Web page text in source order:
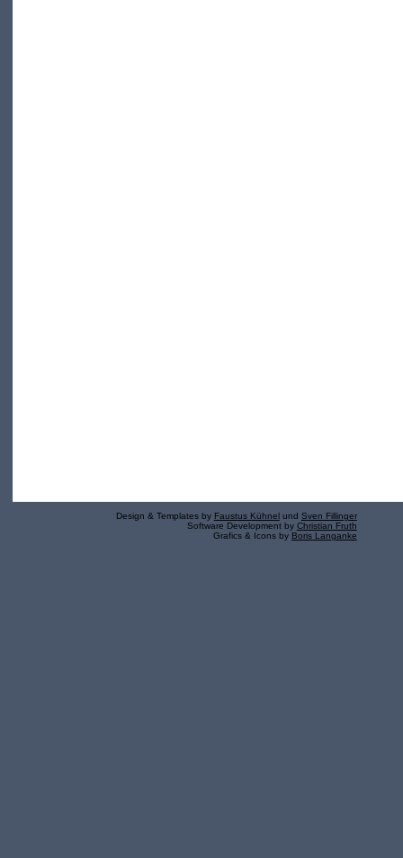
Design & Templates by Faustus Kühnel und Sven Fillinger
Software Development by Christian Fruth
Grafics & Icons by Boris Langanke